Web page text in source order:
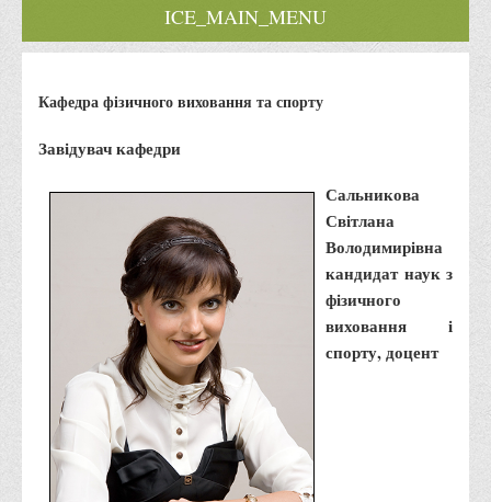
ICE_MAIN_MENU
Історія інституту
Інститут сьогодні
Публічна інформація
Заходи запобігання протиправним діям
Антикорупційні заходи
Протидія тероризму та насиллю
Як розпізнати глорифікацію збройної агресії РФ проти
України та протистояти їй?
Правила безпеки під час війни
Соціальна реклама
Кафедра фізичного виховання та спорту
Завідувач кафедри
Сальникова
Світлана
Володимирівна
кандидат наук з
фізичного
виховання і
спорту, доцент